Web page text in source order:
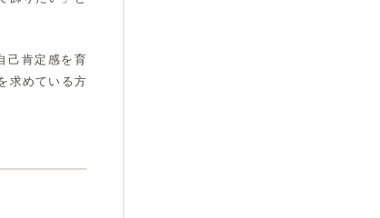
己肯定感を育
求めている方